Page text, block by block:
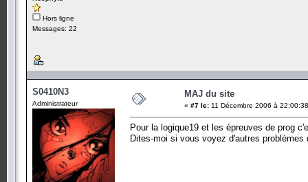
Hors ligne
Messages: 22
S0410N3
Administrateur
MAJ du site
« #7 le: 11 Décembre 2006 à
Pour la logique19 et les épreuves de prog
Dites-moi si vous voyez d'autres problèmes